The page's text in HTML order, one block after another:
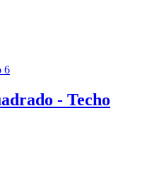
- Techo